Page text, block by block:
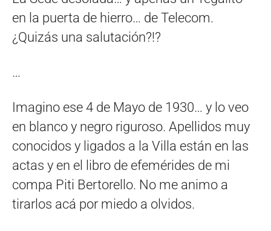
en la puerta de hierro… de Telecom.
¿Quizás una salutación?!?
…
Imagino ese 4 de Mayo de 1930… y lo veo
en blanco y negro riguroso. Apellidos muy
conocidos y ligados a la Villa están en las
actas y en el libro de efemérides de mi
compa Piti Bertorello. No me animo a
tirarlos acá por miedo a olvidos.